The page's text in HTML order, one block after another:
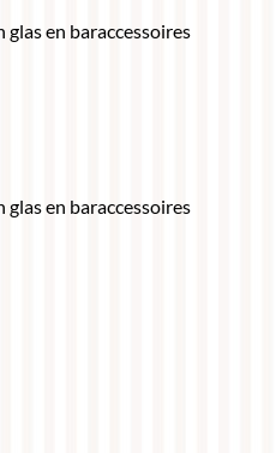
en baraccessoires
en baraccessoires